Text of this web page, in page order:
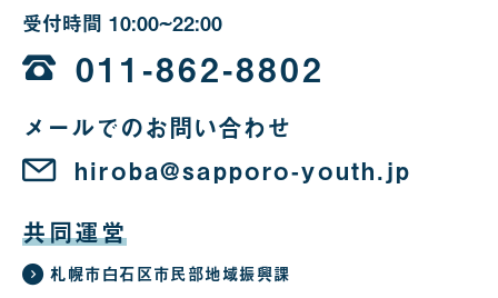
受付時間 10:00~22:00
時
か
ら
22
011-862-8802
メールでのお問い合わせ
hiroba@sapporo-youth.jp
共同運営
札幌市白石区市民部地域振興課